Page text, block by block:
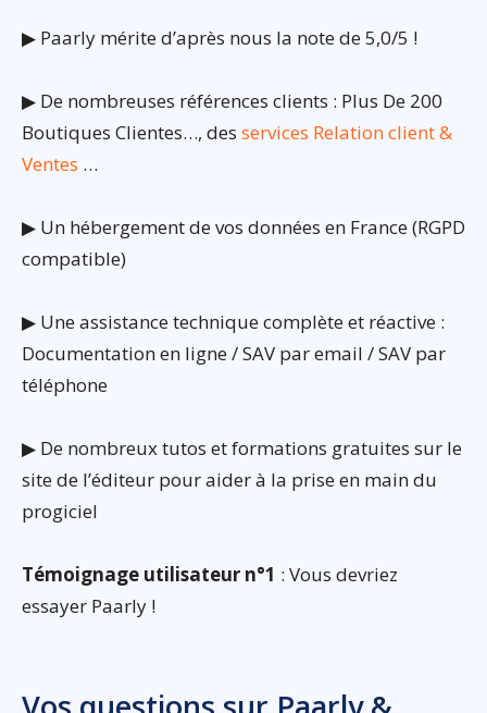
▶ Paarly mérite d’après nous la note de 5,0/5 !
▶ De nombreuses références clients : Plus De 200
Boutiques Clientes…, des services Relation client &
Ventes …
▶ Un hébergement de vos données en France (RGPD
compatible)
▶ Une assistance technique complète et réactive :
Documentation en ligne / SAV par email / SAV par
téléphone
▶ De nombreux tutos et formations gratuites sur le
site de l’éditeur pour aider à la prise en main du
progiciel
Témoignage utilisateur n°1 : Vous devriez
essayer Paarly !